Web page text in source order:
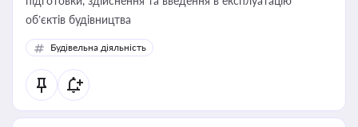
об’єктів будівництва
Будівельна діяльність